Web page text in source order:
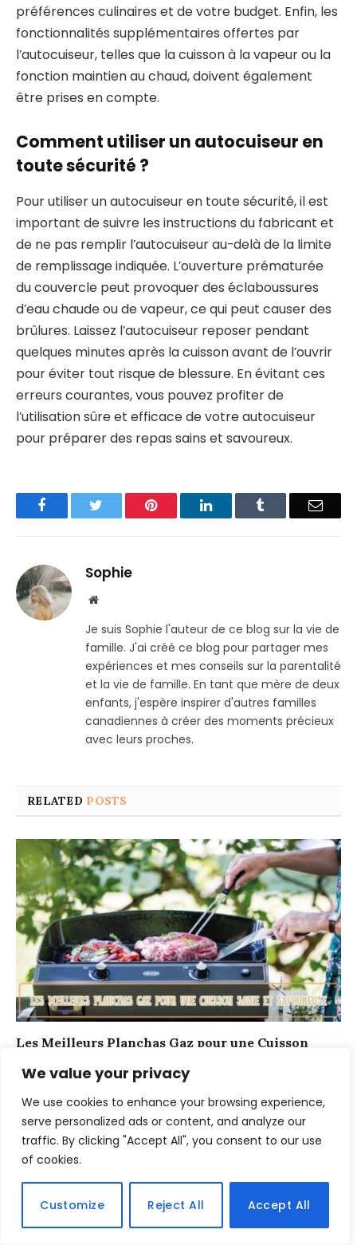
We value your privacy
We use cookies to enhance your browsing experience,
serve personalized ads or content, and analyze our
traffic. By clicking "Accept All", you consent to our use
of cookies.
Customize Reject All Accept All
préférences culinaires et de votre budget. Enfin, les
fonctionnalités supplémentaires offertes par
l’autocuiseur, telles que la cuisson à la vapeur ou la
fonction maintien au chaud, doivent également
être prises en compte.
Comment utiliser un autocuiseur en
toute sécurité ?
Pour utiliser un autocuiseur en toute sécurité, il est
important de suivre les instructions du fabricant et
de ne pas remplir l’autocuiseur au-delà de la limite
de remplissage indiquée. L’ouverture prématurée
du couvercle peut provoquer des éclaboussures
d’eau chaude ou de vapeur, ce qui peut causer des
brûlures. Laissez l’autocuiseur reposer pendant
quelques minutes après la cuisson avant de l’ouvrir
pour éviter tout risque de blessure. En évitant ces
erreurs courantes, vous pouvez profiter de
l’utilisation sûre et efficace de votre autocuiseur
pour préparer des repas sains et savoureux.
Facebook Pinterest LinkedIn Email
Sophie
Website
Je suis Sophie l'auteur de ce blog sur la vie de
famille. J'ai créé ce blog pour partager mes
expériences et mes conseils sur la parentalité
et la vie de famille. En tant que mère de deux
enfants, j'espère inspirer d'autres familles
canadiennes à créer des moments précieux
avec leurs proches.
RELATED POSTS
Les Meilleurs Planchas Gaz pour une Cuisson
mars 17, 2023